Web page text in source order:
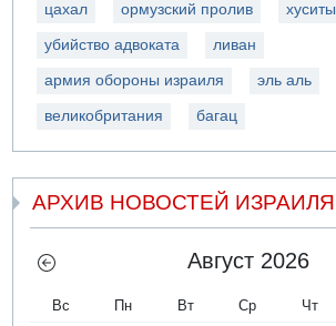
цахал ормузский пролив хуситы
убийство адвоката ливан
армия обороны израиля эль аль
великобритания багац
АРХИВ НОВОСТЕЙ ИЗРАИЛЯ
Август 2026
Вс Пн Вт Ср Чт